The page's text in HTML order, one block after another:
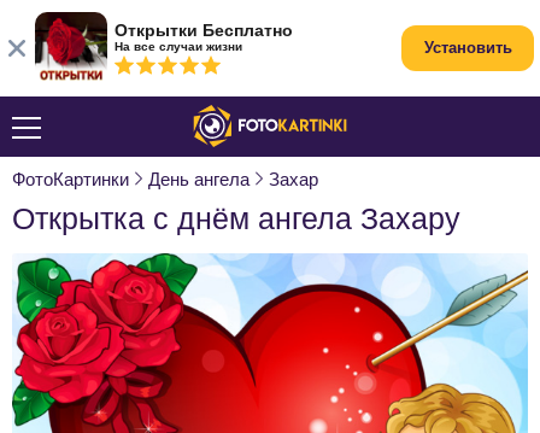
ФотоКартинки День ангела Захар
Открытка с днём ангела Захару
Открытки Бесплатно
На все случаи жизни Установить